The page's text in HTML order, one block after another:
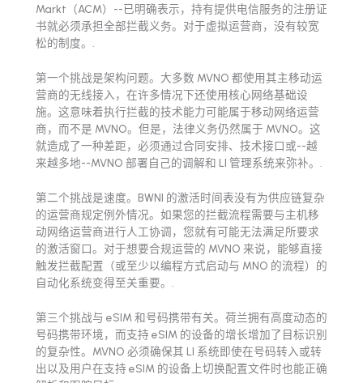
Markt（ACM）--已明确表示，持有提供电信服务的注册证
书就必须承担全部拦截义务。对于虚拟运营商，没有较宽
松的制度。.
第一个挑战是架构问题。大多数 MVNO 都使用其主移动运
营商的无线接入，在许多情况下还使用核心网络基础设
施。这意味着执行拦截的技术能力可能属于移动网络运营
商，而不是 MVNO。但是，法律义务仍然属于 MVNO。这
就造成了一种差距，必须通过合同安排、技术接口或--越
来越多地--MVNO 部署自己的调解和 LI 管理系统来弥补。.
第二个挑战是速度。BWNI 的激活时间表没有为供应链复杂
的运营商规定例外情况。如果您的拦截流程需要与主机移
动网络运营商进行人工协调，您就有可能无法满足所要求
的激活窗口。对于想要合规运营的 MVNO 来说，能够直接
触发拦截配置（或至少以编程方式启动与 MNO 的流程）的
自动化系统变得至关重要。.
第三个挑战与 eSIM 和号码携带有关。荷兰拥有高度动态的
号码携带环境，而支持 eSIM 的设备的增长增加了目标识别
的复杂性。MVNO 必须确保其 LI 系统即使在号码转入或转
出以及用户在支持 eSIM 的设备上切换配置文件时也能正确